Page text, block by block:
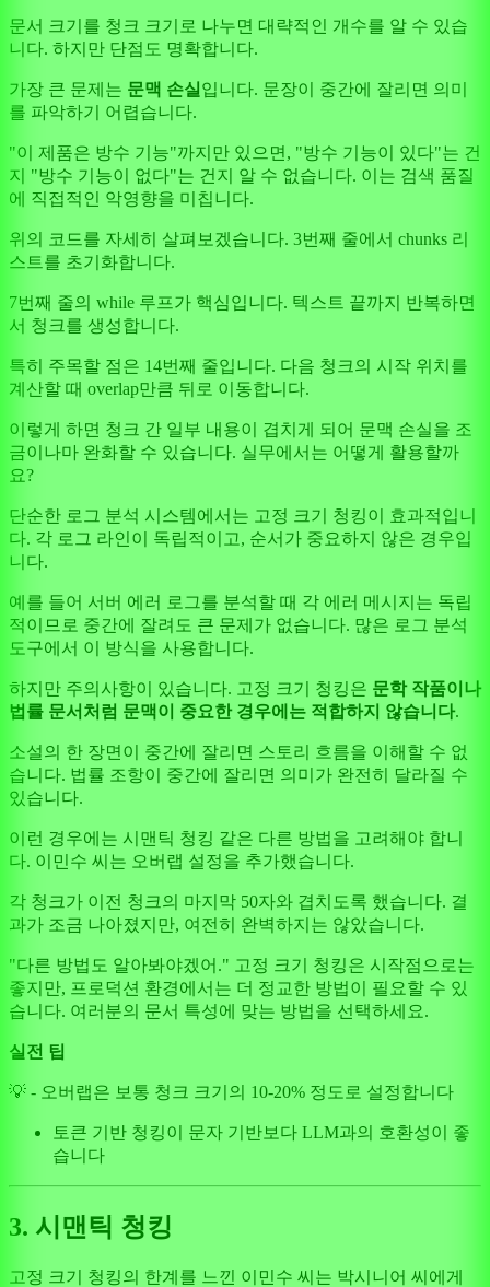
문서 크기를 청크 크기로 나누면 대략적인 개수를 알 수 있습
니다. 하지만 단점도 명확합니다.
가장 큰 문제는 문맥 손실 입니다. 문장이 중간에 잘리면 의미
를 파악하기 어렵습니다.
"이 제품은 방수 기능"까지만 있으면, "방수 기능이 있다"는 건
지 "방수 기능이 없다"는 건지 알 수 없습니다. 이는 검색 품질
에 직접적인 악영향을 미칩니다.
위의 코드를 자세히 살펴보겠습니다. 3번째 줄에서 chunks 리
스트를 초기화합니다.
7번째 줄의 while 루프가 핵심입니다. 텍스트 끝까지 반복하면
서 청크를 생성합니다.
특히 주목할 점은 14번째 줄입니다. 다음 청크의 시작 위치를
계산할 때 overlap만큼 뒤로 이동합니다.
이렇게 하면 청크 간 일부 내용이 겹치게 되어 문맥 손실을 조
금이나마 완화할 수 있습니다. 실무에서는 어떻게 활용할까
요?
단순한 로그 분석 시스템에서는 고정 크기 청킹이 효과적입니
다. 각 로그 라인이 독립적이고, 순서가 중요하지 않은 경우입
니다.
예를 들어 서버 에러 로그를 분석할 때 각 에러 메시지는 독립
적이므로 중간에 잘려도 큰 문제가 없습니다. 많은 로그 분석
도구에서 이 방식을 사용합니다.
하지만 주의사항이 있습니다. 고정 크기 청킹은 문학 작품이나
법률 문서처럼 문맥이 중요한 경우에는 적합하지 않습니다.
소설의 한 장면이 중간에 잘리면 스토리 흐름을 이해할 수 없
습니다. 법률 조항이 중간에 잘리면 의미가 완전히 달라질 수
있습니다.
이런 경우에는 시맨틱 청킹 같은 다른 방법을 고려해야 합니
다. 이민수 씨는 오버랩 설정을 추가했습니다.
각 청크가 이전 청크의 마지막 50자와 겹치도록 했습니다. 결
과가 조금 나아졌지만, 여전히 완벽하지는 않았습니다.
"다른 방법도 알아봐야겠어." 고정 크기 청킹은 시작점으로는
좋지만, 프로덕션 환경에서는 더 정교한 방법이 필요할 수 있
습니다. 여러분의 문서 특성에 맞는 방법을 선택하세요.
실전 팁
💡 - 오버랩은 보통 청크 크기의 10-20% 정도로 설정합니다
토큰 기반 청킹이 문자 기반보다 LLM과의 호환성이 좋
습니다
3. 시맨틱 청킹
고정 크기 청킹의 한계를 느낀 이민수 씨는 박시니어 씨에게